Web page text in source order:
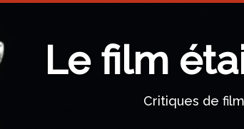
Le film
Critiques de